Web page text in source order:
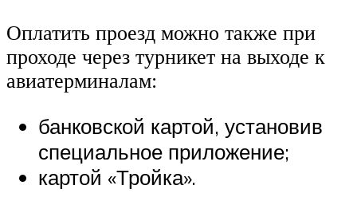
Оплатить проезд можно также при
проходе через турникет на выходе к
авиатерминалам:
банковской картой, установив
специальное приложение;
картой «Тройка».